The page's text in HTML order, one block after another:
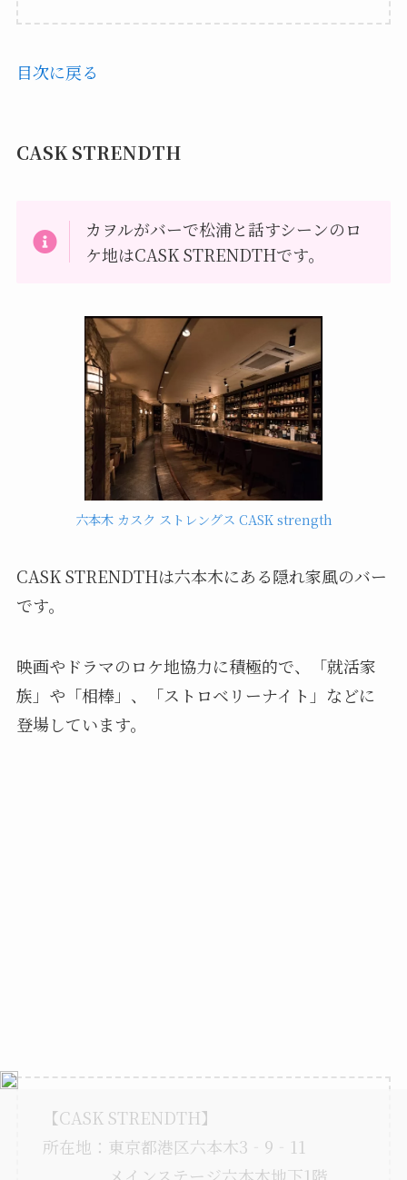
目次に戻る
CASK STRENDTH
カヲルがバーで松浦と話すシーンのロ
ケ地はCASK STRENDTHです。
六本木 カスク ストレングス CASK strength
CASK STRENDTHは六本木にある隠れ家風のバー
です。
映画やドラマのロケ地協力に積極的で、「就活家
族」や「相棒」、「ストロベリーナイト」などに
登場しています。
【CASK STRENDTH】
所在地：東京都港区六本木3‐9‐11